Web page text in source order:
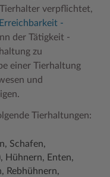
verpflichtet,
Erreichbarkeit -
der Tätigkeit -
zu
einer Tierhaltung
und
Tierhaltungen:
Schafen,
Hühnern, Enten,
Rebhühnern,